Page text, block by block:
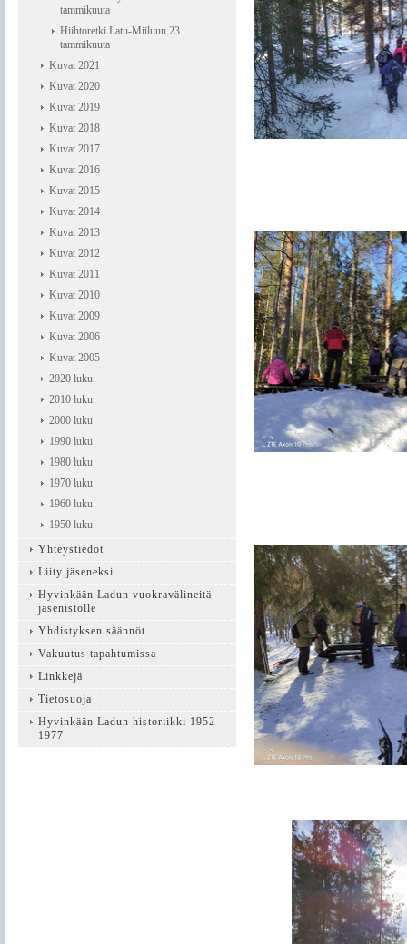
tammikuuta
Hiihtoretki Latu-Miiluun 23.
tammikuuta
Kuvat 2021
Kuvat 2020
Kuvat 2019
Kuvat 2018
Kuvat 2017
Kuvat 2016
Kuvat 2015
Kuvat 2014
Kuvat 2013
Kuvat 2012
Kuvat 2011
Kuvat 2010
Kuvat 2009
Kuvat 2006
Kuvat 2005
2020 luku
2010 luku
2000 luku
1990 luku
1980 luku
1970 luku
1960 luku
1950 luku
Yhteystiedot
Liity jäseneksi
Hyvinkään Ladun vuokravälineitä
jäsenistölle
Yhdistyksen säännöt
Vakuutus tapahtumissa
Linkkejä
Tietosuoja
Hyvinkään Ladun historiikki 1952-
1977